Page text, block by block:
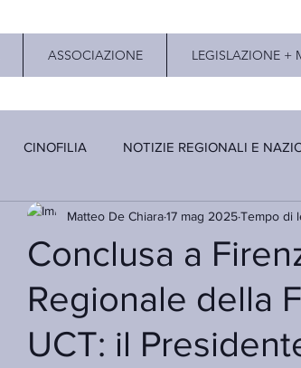
ASSOCIAZIONE LEGISLAZIONE +
CINOFILIA NOTIZIE REGIONALI E
Conclusa a
Regionale della
UCT: il
Matteo De Chiara17 mag 2025Tempo di